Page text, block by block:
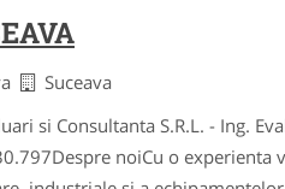
Suceava
si Consultanta S.R.L. - Ing.
noiCu o experienta